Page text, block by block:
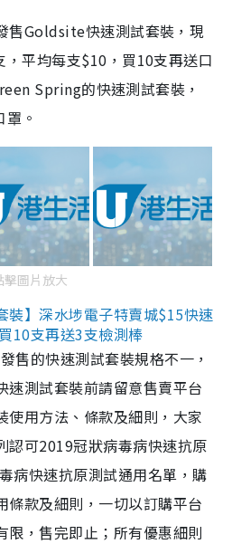
售Goldsite快速測試套裝，現
平均每支$10，買10支再送口
Spring的快速測試套裝，
。
擊圖片放大
裝】深水埗電子特賣城$15快速
10支再送3支檢測棒
售的快速測試套裝規格不一，
速測試套裝前請留意售賣平台
使用方法、條款及細則，大家
認可2019冠狀病毒病快速抗原
病快速抗原測試通用名單，購
條款及細則，一切以訂購平台
限，售完即止；所有優惠細則